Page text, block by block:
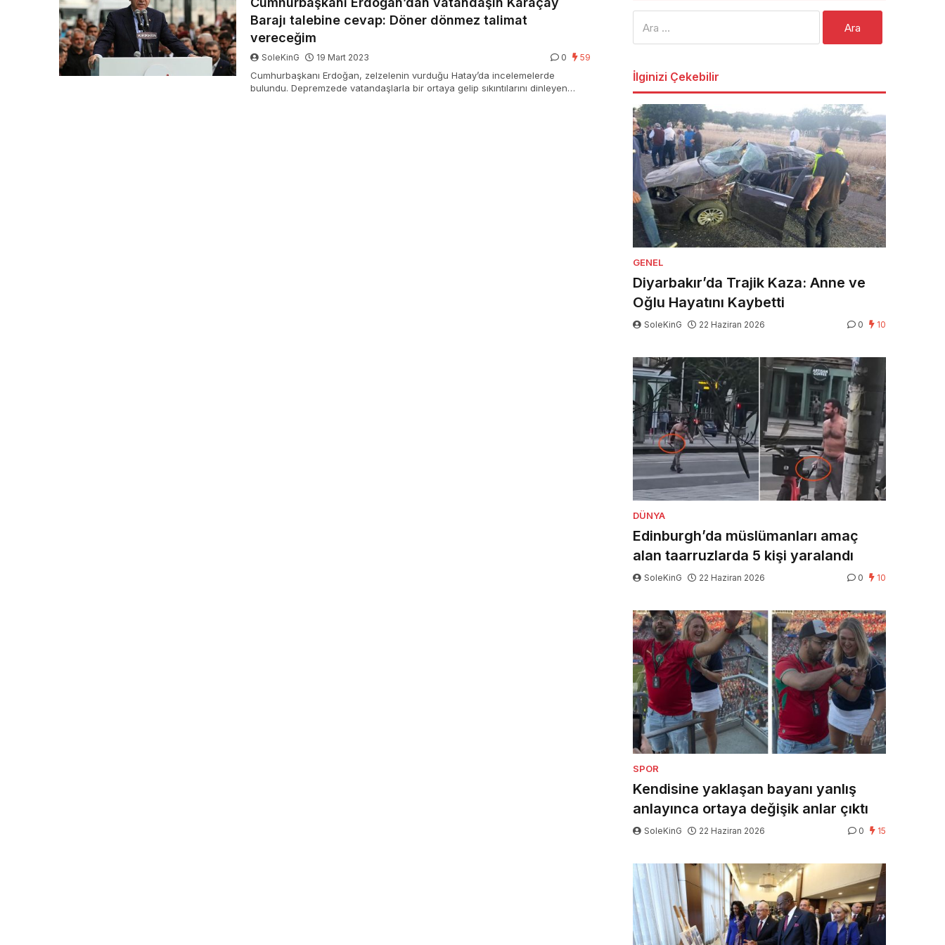
Barajı talebine cevap: Döner dönmez talimat
vereceğim
SoleKinG 19 Mart 2023 0 59
Cumhurbaşkanı Erdoğan, zelzelenin vurduğu Hatay’da incelemelerde
bulundu. Depremzede vatandaşlarla bir ortaya gelip sıkıntılarını dinleyen
İlginizi Çekebilir
GENEL
Diyarbakır’da Trajik Kaza: Anne ve
Oğlu Hayatını Kaybetti
SoleKinG 22 Haziran 2026 0 10
DÜNYA
Edinburgh’da müslümanları amaç
alan taarruzlarda 5 kişi yaralandı
SoleKinG 22 Haziran 2026 0 10
SPOR
Kendisine yaklaşan bayanı yanlış
anlayınca ortaya değişik anlar çıktı
SoleKinG 22 Haziran 2026 0 15